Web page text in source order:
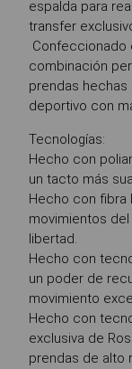
espalda para
transfer
Confeccionado
combinación
prendas
deportivo con
Tecnologías:
Hecho con
un tacto más
Hecho con fibra
movimientos
libertad.
Hecho con
un poder de
movimiento
Hecho con
exclusiva de
prendas de alto